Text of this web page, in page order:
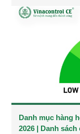
Danh mục hàng
2026 | Danh sách